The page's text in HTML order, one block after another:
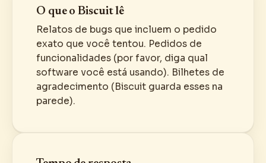
O que o Biscuit lê
Relatos de bugs que incluem o pedido
exato que você tentou. Pedidos de
funcionalidades (por favor, diga qual
software você está usando). Bilhetes de
agradecimento (Biscuit guarda esses na
parede).